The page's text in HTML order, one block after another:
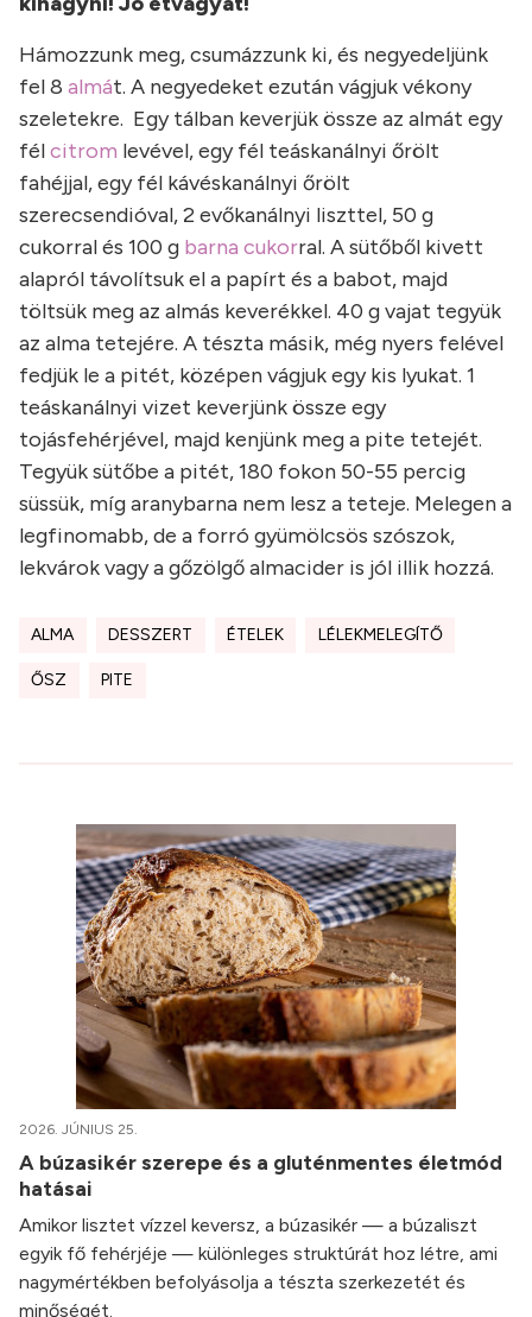
Hámozzunk meg, csumázzunk ki, és negyedeljünk
fel 8 almát. A negyedeket ezután vágjuk vékony
szeletekre. Egy tálban keverjük össze az almát egy
félcitrom levével, egy fél teáskanálnyi őrölt
fahéjjal, egy fél kávéskanálnyi őrölt
szerecsendióval, 2 evőkanálnyi liszttel, 50 g
cukorral és 100 g barna cukorral. A sütőből kivett
alapról távolítsuk el a papírt és a babot, majd
töltsük meg az almás keverékkel. 40 g vajat tegyük
az alma tetejére. A tészta másik, még nyers felével
fedjük le a pitét, középen vágjuk egy kis lyukat. 1
teáskanálnyi vizet keverjünk össze egy
tojásfehérjével, majd kenjünk meg a pite tetejét.
Tegyük sütőbe a pitét, 180 fokon 50-55 percig
süssük, míg aranybarna nem lesz a teteje. Melegen a
legfinomabb, de a forró gyümölcsös szószok,
lekvárok vagy a gőzölgő almacider is jól illik hozzá.
ALMA DESSZERT ÉTELEK LÉLEKMELEGÍTŐ
ŐSZ PITE
2026. JÚNIUS 25.
A búzasikér szerepe és a gluténmentes életmód
hatásai
Amikor lisztet vízzel keversz, a búzasikér — a búzaliszt
egyik fő fehérjéje — különleges struktúrát hoz létre, ami
nagymértékben befolyásolja a tészta szerkezetét és
minőségét.